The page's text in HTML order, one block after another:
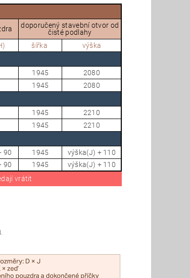
doporučený stavební otvor od
čisté podlahy
šířka
výška
1945
2080
1945
2080
1945
2210
1945
2210
90 1945
výška(J) + 110
90 1945
výška(J) + 110
vrátit